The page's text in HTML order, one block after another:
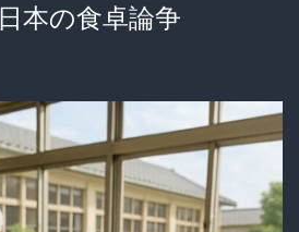
本の食卓論争